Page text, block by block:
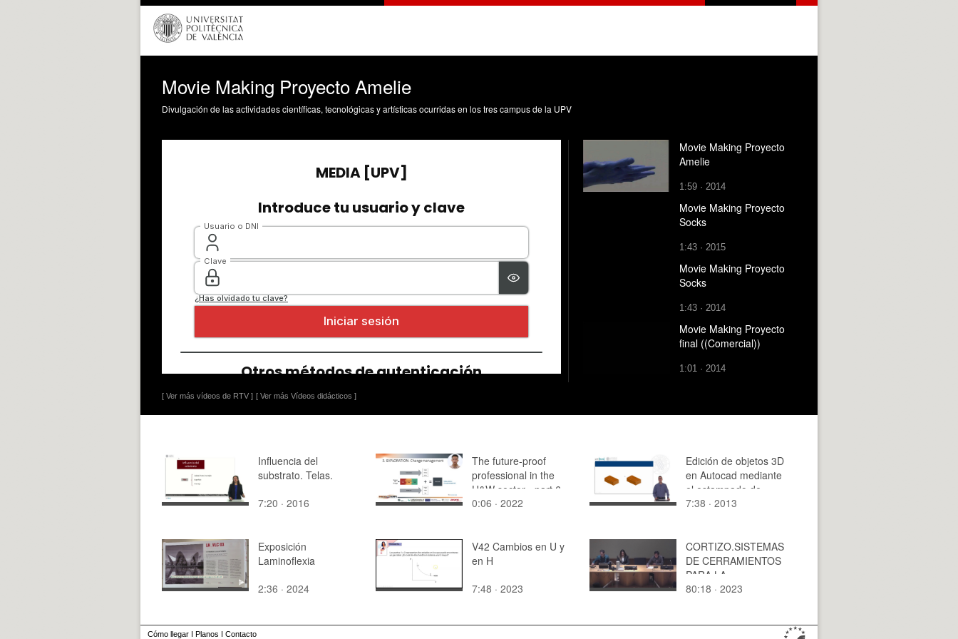
Movie Making Proyecto Amelie
Divulgación de las actividades científicas, tecnológicas y artísticas ocurridas en los tres campus de la UPV
[ Ver más vídeos de RTV ] [ Ver más Vídeos didácticos ]
Movie Making Proyecto
Amelie
1:59 · 2014
Movie Making Proyecto
Socks
1:43 · 2015
Movie Making Proyecto
Socks
1:43 · 2014
Movie Making Proyecto
final ((Comercial))
1:01 · 2014
Influencia del
substrato. Telas.
7:20 · 2016
The future-proof
professional in the
H&W sector - part 6
0:06 · 2022
Edición de objetos 3D
en Autocad mediante
el estampado de
objetos 2D
7:38 · 2013
Exposición
Laminoflexia
2:36 · 2024
V42 Cambios en U y
en H
7:48 · 2023
CORTIZO.SISTEMAS
DE CERRAMIENTOS
PARA LA
ARQUITECTURA .
80:18 · 2023
Cómo llegar I Planos I Contacto